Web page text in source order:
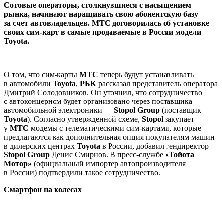
Сотовые операторы, столкнувшиеся с насыщением
рынка, начинают наращивать свою абонентскую базу
за счет автовладельцев. МТС договорилась об установке
своих сим-карт в самые продаваемые в России модели
Toyota.
О том, что сим​-карты МТС теперь будут устанавливать
в автомобили Toyota, РБК рассказал представитель оператора
Дмитрий Солодовников. Он уточнил, что сотрудничество
с автоконцерном будет организовано через поставщика
автомобильной электроники — Stopol Group (поставщик
Toyota). Согласно утвержденной схеме, Stopol закупает
у МТС модемы с телематическими сим-картами, которые
предлагаются как дополнительная опция покупателям машин
в дилерских центрах Toyota в России, добавил гендиректор
Stopol Group Денис Смирнов. В пресс-службе «Тойота
Мотор» (официальный импортер автопроизводителя
в России) подтвердили такое сотрудничество.
Смартфон на колесах